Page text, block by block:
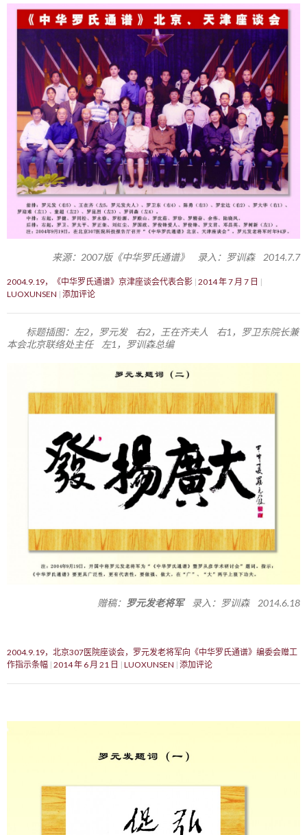
来源：2007版《中华罗氏通谱》 录入：罗训森 2014.7.7
2004.9.19，《中华罗氏通谱》京津座谈会代表合影 2014 年 7 月 7 日
LUOXUNSEN 添加评论
标题插图：左2，罗元发 右2，王在齐夫人 右1，罗卫东院长兼
本会北京联络处主任 左1，罗训森总编
赠稿： 罗元发老将军录入：罗训森 2014.6.18
2004.9.19，北京307医院座谈会，罗元发老将军向《中华罗氏通谱》编委会赠工
作指示条幅 2014 年 6 月 21 日 LUOXUNSEN 添加评论